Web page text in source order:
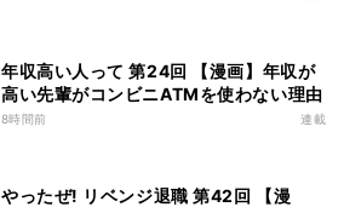
年収高い人って 第24回 【漫画】年収が
高い先輩がコンビニATMを使わない理由
8時間前 連載
やったぜ! リベンジ退職 第42回 【漫